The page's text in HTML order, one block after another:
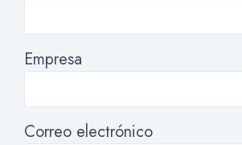
Empresa
Correo electrónico